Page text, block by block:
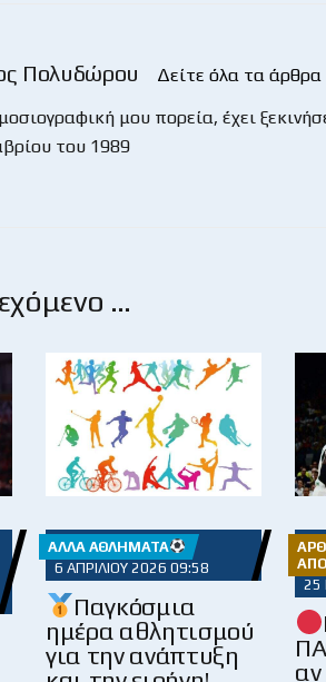
Πολυδώρου
Δείτε όλα τα άρθρα
μου πορεία, έχει
του 1989
…
ΆΛΛΑ ΑΘΛΉΜΑΤΑ
6 ΑΠΡΙΛΊΟΥ 2026 09:58
Παγκόσμια
ημέρα αθλητισμού
για την ανάπτυξη
25